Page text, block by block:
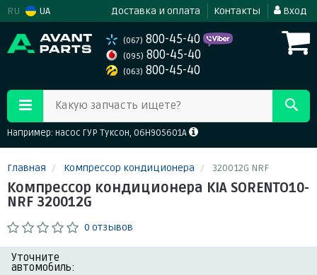
RU UA Доставка и оплата Контакты Вход
(067) 800-45-40
(095) 800-45-40
(063) 800-45-40
Какую запчасть ищете?
Например: насос ГУР Туксон, 06H905601A
Главная Компрессор кондиционера 320012G NRF
Компрессор кондиционера KIA SORENTO10-
NRF 320012G
0 отзывов
Уточните
автомобиль: